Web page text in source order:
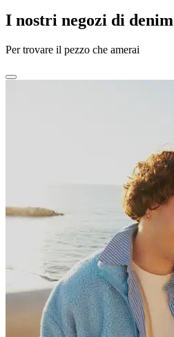
I nostri negozi di denim
Per trovare il pezzo che amerai